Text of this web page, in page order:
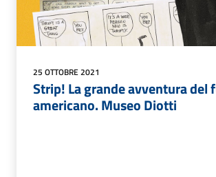
25 OTTOBRE 2021
Strip! La grande avventura del
americano. Museo Diotti